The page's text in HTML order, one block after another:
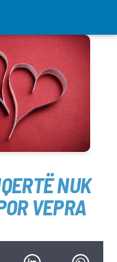
database]
NUK
VEPRA